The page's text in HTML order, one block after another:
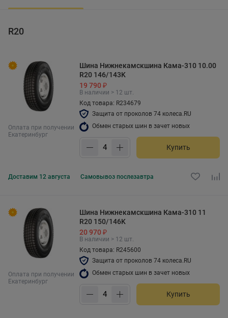
R20
Оплата при получении
Екатеринбург
Шина Нижнекамскшина Кама-310 10.00
R20 146/143K
19 790 ₽
В наличии > 12 шт.
Код товара: R234679
Защита от проколов 74 колеса.RU
Обмен старых шин в зачет новых
Купить
Доставим 12 августа Самовывоз послезавтра
Оплата при получении
Екатеринбург
Шина Нижнекамскшина Кама-310 11
R20 150/146K
20 970 ₽
В наличии > 12 шт.
Код товара: R245600
Защита от проколов 74 колеса.RU
Обмен старых шин в зачет новых
Купить